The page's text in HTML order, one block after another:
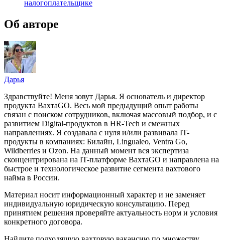
налогоплательщике
Об авторе
Дарья
Здравствуйте! Меня зовут Дарья. Я основатель и директор
продукта ВахтаGO. Весь мой предыдущий опыт работы
связан с поиском сотрудников, включая массовый подбор, и с
развитием Digital-продуктов в HR-Tech и смежных
направлениях. Я создавала с нуля и/или развивала IT-
продукты в компаниях: Билайн, Lingualeo, Ventra Go,
Wildberries и Ozon. На данный момент вся экспертиза
сконцентрирована на IT-платформе ВахтаGO и направлена на
быстрое и технологическое развитие сегмента вахтового
найма в России.
Материал носит информационный характер и не заменяет
индивидуальную юридическую консультацию. Перед
принятием решения проверяйте актуальность норм и условия
конкретного договора.